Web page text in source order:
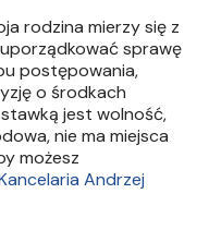
rodzina mierzy się z
sprawę
postępowania,
o środkach
jest wolność,
nie ma miejsca
możesz
Andrzej